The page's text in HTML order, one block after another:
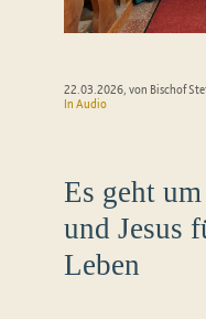
22.03.2026, von Bischof
In Audio
Es geht
und Jesus
Leben